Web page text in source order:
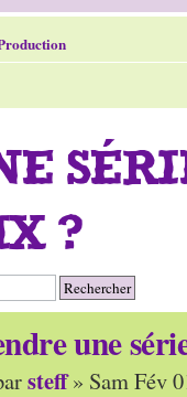
?
une
steff» Sam Fév